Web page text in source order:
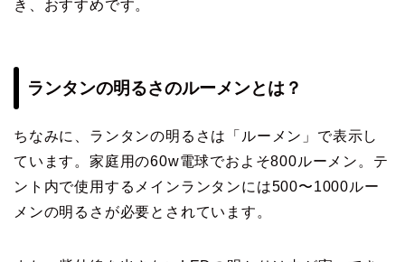
き、おすすめです。
ランタンの明るさのルーメンとは？
ちなみに、ランタンの明るさは「ルーメン」で表示し
ています。家庭用の60w電球でおよそ800ルーメン。テ
ント内で使用するメインランタンには500〜1000ルー
メンの明るさが必要とされています。